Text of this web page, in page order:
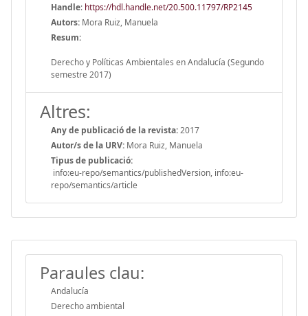
Handle: https://hdl.handle.net/20.500.11797/RP2145
Autors: Mora Ruiz, Manuela
Resum:
Derecho y Políticas Ambientales en Andalucía (Segundo
semestre 2017)
Altres:
Any de publicació de la revista:2017
Autor/s de la URV: Mora Ruiz, Manuela
Tipus de publicació:
info:eu-repo/semantics/publishedVersion, info:eu-
repo/semantics/article
Paraules clau:
Andalucía
Derecho ambiental